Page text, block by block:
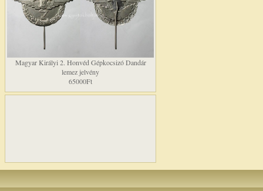
Magyar Királyi 2. Honvéd Gépkocsizó Dandár
lemez jelvény
65000Ft